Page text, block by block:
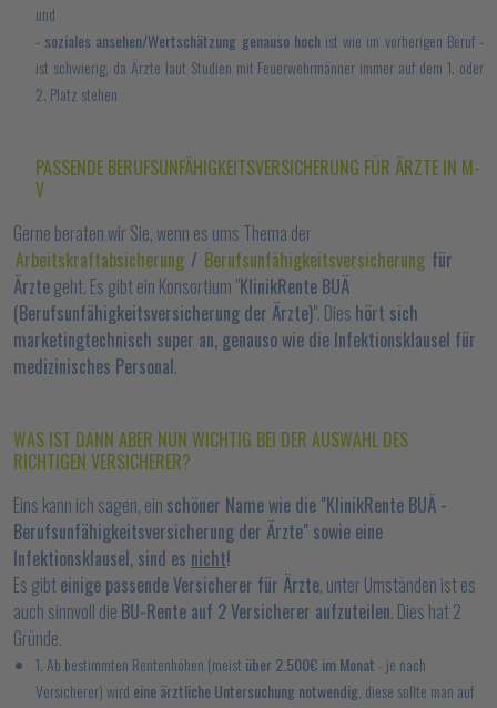
und
- soziales ansehen/Wertschätzung genauso hochist wie im vorherigen Beruf -
ist schwierig, da Ärzte laut Studien mit Feuerwehrmänner immer auf dem 1. oder
2. Platz stehen
PASSENDE BERUFSUNFÄHIGKEITSVERSICHERUNG FÜR ÄRZTE IN M-
V
Gerne beraten wir Sie, wenn es ums Thema der
Arbeitskraftabsicherung / Berufsunfähigkeitsversicherung für
Ärztegeht. Es gibt ein Konsortium "KlinikRente BUÄ
(Berufsunfähigkeitsversicherung der Ärzte)". Dies hört sich
marketingtechnisch super an, genauso wie die Infektionsklausel für
medizinisches Personal.
WAS IST DANN ABER NUN WICHTIG BEI DER AUSWAHL DES
RICHTIGEN VERSICHERER?
Eins kann ich sagen, ein schöner Name wie die "KlinikRente BUÄ -
Berufsunfähigkeitsversicherung der Ärzte" sowie eine
Infektionsklausel, sind es nicht!
Es gibteinige passende Versicherer für Ärzte, unter Umständen ist es
auch sinnvoll die BU-Rente auf 2 Versicherer aufzuteilen. Dies hat 2
Gründe.
1. Ab bestimmten Rentenhöhen (meist über 2.500€ im Monat - je nach
Versicherer) wird eine ärztliche Untersuchung notwendig , diese sollte man auf